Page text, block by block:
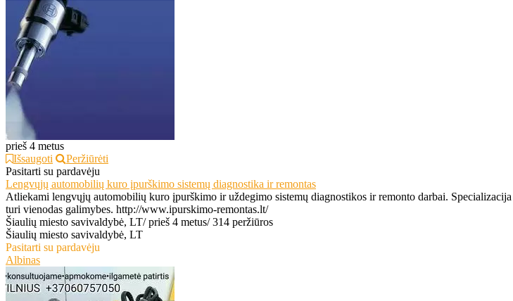
prieš 4 metus
Išsaugoti
Peržiūrėti
Pasitarti su pardavėju
Lengvųjų automobilių kuro įpurškimo sistemų diagnostika ir remontas
Atliekami lengvųjų automobilių kuro įpurškimo ir uždegimo sistemų diagnostikos ir remonto darbai.
turi vienodas galimybes. http://www.ipurskimo-remontas.lt/
Šiaulių miesto savivaldybė, LT/ prieš 4 metus/ 314 peržiūros
Šiaulių miesto savivaldybė, LT
Pasitarti su pardavėju
Albinas